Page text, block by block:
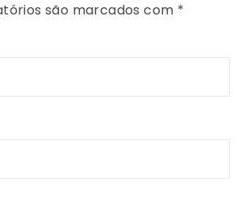
são marcados com *